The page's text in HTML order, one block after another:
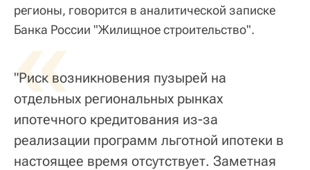
регионы, говорится в аналитической записке
Банка России "Жилищное строительство".
«
"Риск возникновения пузырей на
отдельных региональных рынках
ипотечного кредитования из-за
реализации программ льготной ипотеки в
настоящее время отсутствует. Заметная